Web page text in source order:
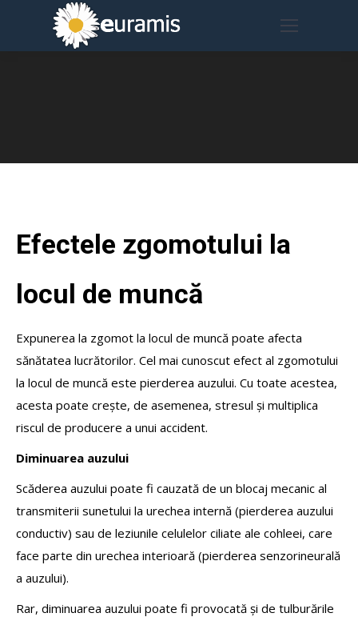
Efectele zgomotului la
locul de muncă
Expunerea la zgomot la locul de muncă poate afecta
sănătatea lucrătorilor. Cel mai cunoscut efect al zgomotului
la locul de muncă este pierderea auzului. Cu toate acestea,
acesta poate crește, de asemenea, stresul și multiplica
riscul de producere a unui accident.
Diminuarea auzului
Scăderea auzului poate fi cauzată de un blocaj mecanic al
transmiterii sunetului la urechea internă (pierderea auzului
conductiv) sau de leziunile celulelor ciliate ale cohleei, care
face parte din urechea interioară (pierderea senzorineurală
a auzului).
Rar, diminuarea auzului poate fi provocată și de tulburările